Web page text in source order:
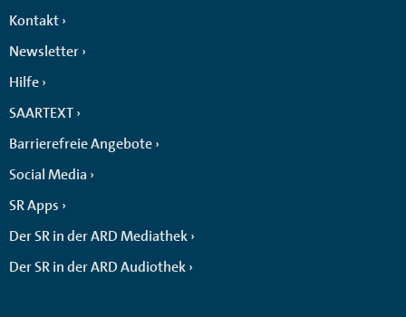
Kontakt
Newsletter
Hilfe
SAARTEXT
Barrierefreie Angebote
Social Media
SR Apps
Der SR in der ARD Mediathek
Der SR in der ARD Audiothek